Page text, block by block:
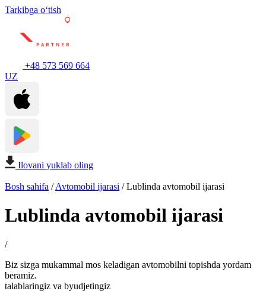
Tarkibga oʻtish
+48 573 569 664
UZ
Ilovani yuklab oling
Bosh sahifa /Avtomobil ijarasi /Lublinda avtomobil ijarasi
Lublinda avtomobil ijarasi
/
Biz sizga mukammal mos keladigan avtomobilni topishda yordam
beramiz.
talablaringiz va byudjetingiz